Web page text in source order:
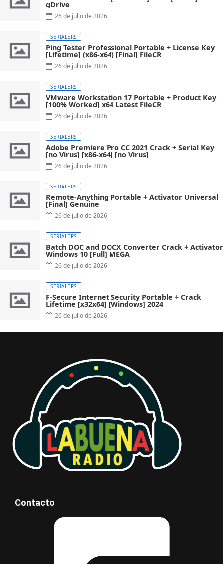
gDrive
26 de julio de 2026
SERIALERS
Ping Tester Professional Portable + License Key
[Lifetime] (x86-x64) [Final] FileCR
26 de julio de 2026
SERIALERS
VMware Workstation 17 Portable + Product Key
[100% Worked] x64 Latest FileCR
26 de julio de 2026
SERIALERS
Adobe Premiere Pro CC 2021 Crack + Serial Key
[no Virus] [x86-x64] [no Virus]
26 de julio de 2026
SERIALERS
Remote-Anything Portable + Activator Universal
[Final] Genuine
26 de julio de 2026
SERIALERS
Batch DOC and DOCX Converter Crack + Activator
Windows 10 [Full] MEGA
26 de julio de 2026
SERIALERS
F-Secure Internet Security Portable + Crack
Lifetime [x32x64] [Windows] 2024
26 de julio de 2026
Contacto